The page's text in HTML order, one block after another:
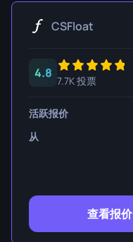
CSFloat
4.8
7.7K 投票
活跃报价
从
查看报价